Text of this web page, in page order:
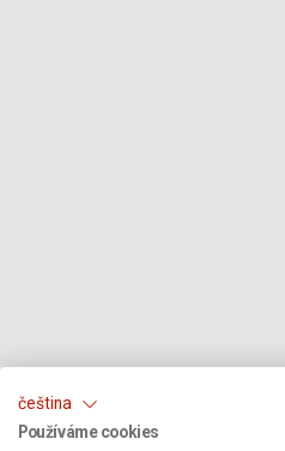
čeština
Používáme cookies